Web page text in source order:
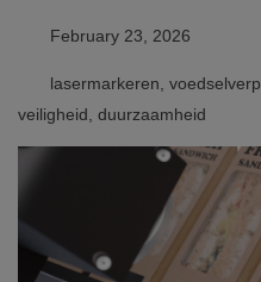
February 23, 2026
lasermarkeren,
veiligheid, duurzaamheid